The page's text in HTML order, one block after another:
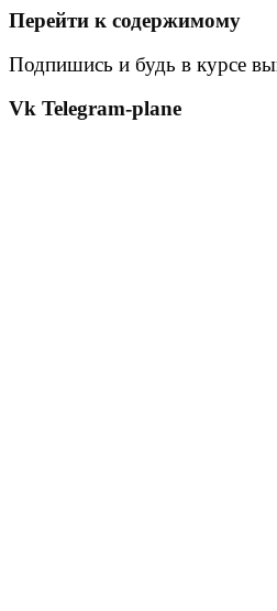
Перейти к содержимому
Подпишись и будь в курсе
Vk Telegram-plane